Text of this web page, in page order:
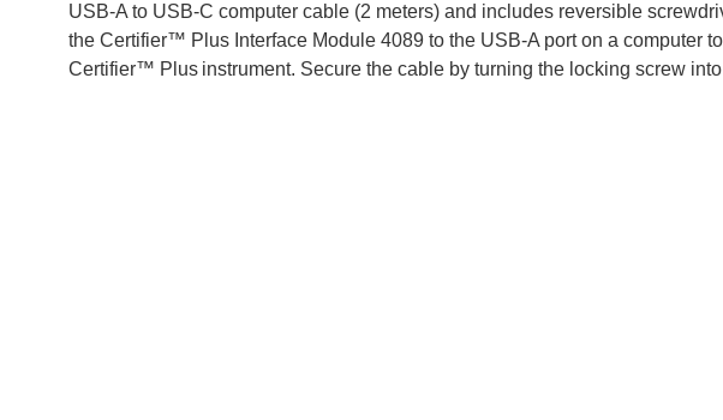
USB-A to USB-C computer cable (2 meters) and includes reversible
the Certifier™ Plus Interface Module 4089 to the USB-A port on a computer
Certifier™ Plus instrument. Secure the cable by turning the locking screw